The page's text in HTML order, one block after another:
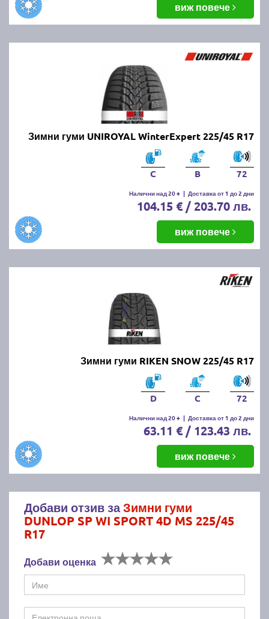
виж повече
Зимни гуми UNIROYAL WinterExpert 225/45 R17
C B 72
Налични над 20 + | Доставка от 1 до 2 дни
104.15 € / 203.70 лв.
виж повече
Зимни гуми RIKEN SNOW 225/45 R17
D C 72
Налични над 20 + | Доставка от 1 до 2 дни
63.11 € / 123.43 лв.
виж повече
Добави отзив заЗимни гуми
DUNLOP SP WI SPORT 4D MS 225/45
R17
Добави оценка